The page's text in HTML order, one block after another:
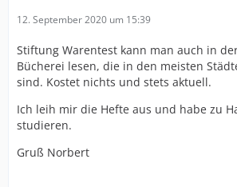
12. September 2020 um 15:39
Stiftung Warentest kann man auch in
Bücherei lesen, die in den meisten
sind. Kostet nichts und stets aktuell.
Ich leih mir die Hefte aus und habe zu
studieren.
Gruß Norbert